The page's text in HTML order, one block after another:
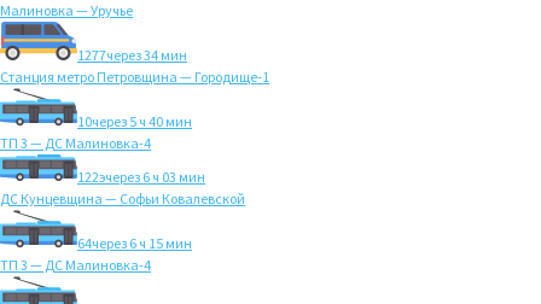
Малиновка — Уручье
1277через 34 мин
Станция метро Петровщина — Городище-1
10через 5 ч 40 мин
ТП 3 — ДС Малиновка-4
122эчерез 6 ч 03 мин
ДС Кунцевщина — Софьи Ковалевской
64через 6 ч 15 мин
ТП 3 — ДС Малиновка-4